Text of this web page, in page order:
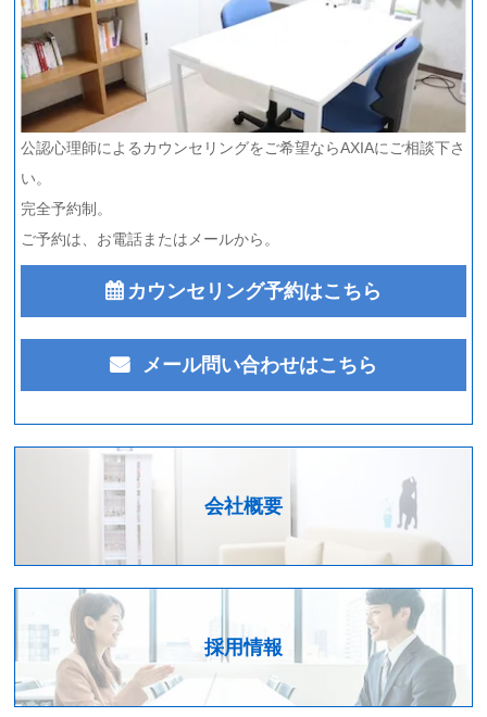
公認心理師によるカウンセリングをご希望ならAXIAにご相談下さ
い。
完全予約制。
ご予約は、お電話またはメールから。
カウンセリング予約はこちら
メール問い合わせはこちら
会社概要
採用情報